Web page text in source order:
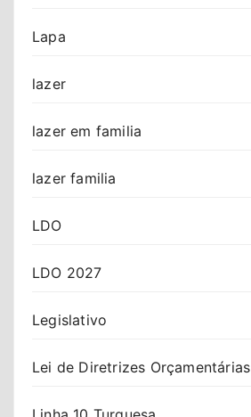
Lapa
lazer
lazer em familia
lazer familia
LDO
LDO 2027
Legislativo
Lei de Diretrizes Orçamentárias